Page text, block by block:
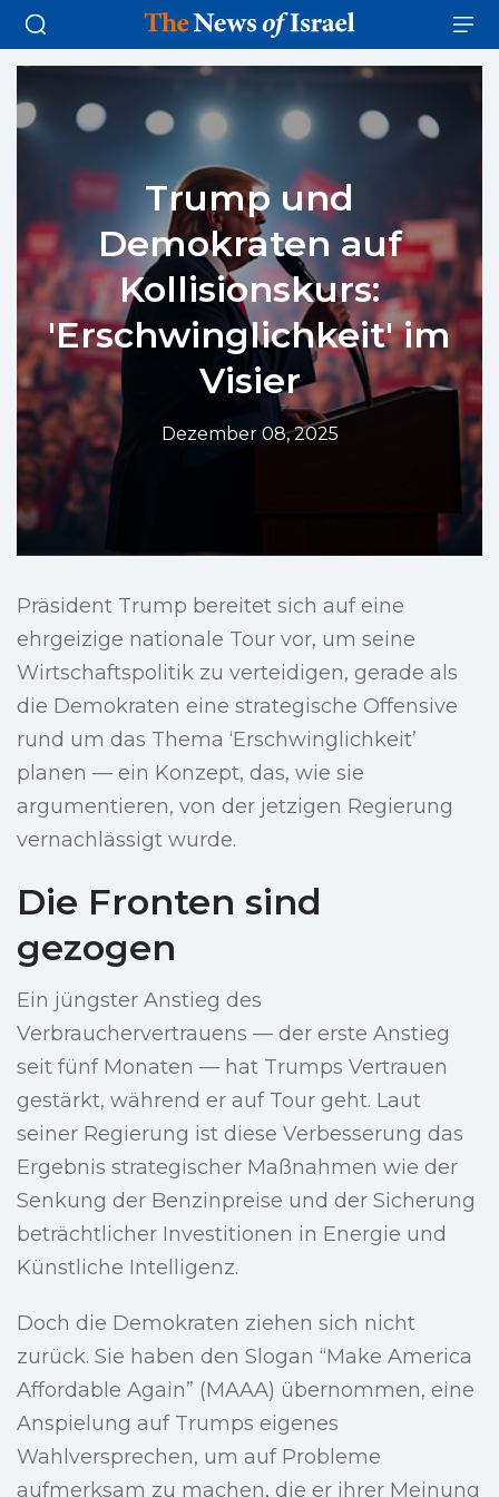
Trump und
Demokraten auf
Kollisionskurs:
'Erschwinglichkeit' im
Visier
Dezember 08, 2025
Präsident Trump bereitet sich auf eine
ehrgeizige nationale Tour vor, um seine
Wirtschaftspolitik zu verteidigen, gerade als
die Demokraten eine strategische Offensive
rund um das Thema ‘Erschwinglichkeit’
planen — ein Konzept, das, wie sie
argumentieren, von der jetzigen Regierung
vernachlässigt wurde.
Die Fronten sind
gezogen
Ein jüngster Anstieg des
Verbrauchervertrauens — der erste Anstieg
seit fünf Monaten — hat Trumps Vertrauen
gestärkt, während er auf Tour geht. Laut
seiner Regierung ist diese Verbesserung das
Ergebnis strategischer Maßnahmen wie der
Senkung der Benzinpreise und der Sicherung
beträchtlicher Investitionen in Energie und
Künstliche Intelligenz.
Doch die Demokraten ziehen sich nicht
zurück. Sie haben den Slogan “Make America
Affordable Again” (MAAA) übernommen, eine
Anspielung auf Trumps eigenes
Wahlversprechen, um auf Probleme
aufmerksam zu machen, die er ihrer Meinung